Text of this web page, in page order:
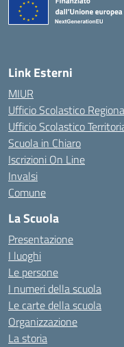
Link Esterni
MIUR
Ufficio Scolastico
Ufficio Scolastico
Scuola in Chiaro
Iscrizioni On Line
Invalsi
Comune
La Scuola
Presentazione
I luoghi
Le persone
I numeri della scuola
Le carte della scuola
Organizzazione
La storia